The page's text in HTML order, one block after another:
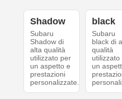
Shadow
Subaru
Shadow di
alta qualità
utilizzato per
un aspetto e
prestazioni
personalizzate.
black
Subaru
black di
qualità
utilizzato
un